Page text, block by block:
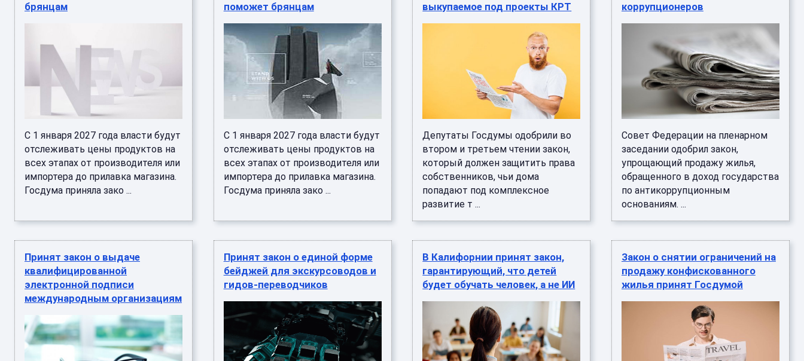
брянцам
C 1 января 2027 года власти будут
отслеживать цены продуктов на
всех этапах от производителя или
импортера до прилавка магазина.
Госдума приняла зако ...
поможет брянцам
C 1 января 2027 года власти будут
отслеживать цены продуктов на
всех этапах от производителя или
импортера до прилавка магазина.
Госдума приняла зако ...
выкупаемое под проекты КРТ
Депутаты Госдумы одобрили во
втором и третьем чтении закон,
который должен защитить права
собственников, чьи дома
попадают под комплексное
развитие т ...
коррупционеров
Совет Федерации на пленарном
заседании одобрил закон,
упрощающий продажу жилья,
обращенного в доход государства
по антикоррупционным
основаниям. ...
Принят закон о выдаче
квалифицированной
электронной подписи
международным организациям
Принят закон о единой форме
бейджей для экскурсоводов и
гидов-переводчиков
В Калифорнии принят закон,
гарантирующий, что детей
будет обучать человек, а не ИИ
Закон о снятии ограничений на
продажу конфискованного
жилья принят Госдумой